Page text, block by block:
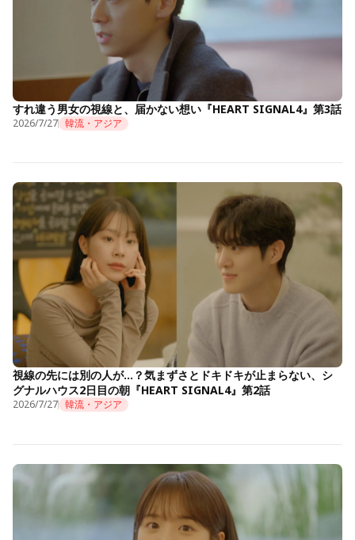
すれ違う男女の視線と、届かない想い『HEART SIGNAL4』第3話
2026/7/27 韓流・アジア
視線の先には別の人が…？気まずさとドキドキが止まらない、シ
グナルハウス2日目の朝『HEART SIGNAL4』第2話
2026/7/27 韓流・アジア